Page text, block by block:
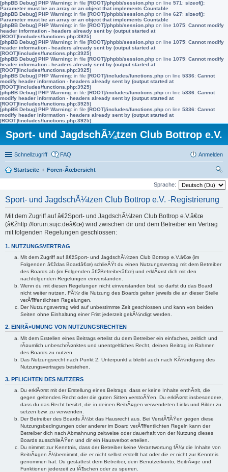
[phpBB Debug] PHP Warning: in file [ROOT]/phpbb/session.php on line 571 : sizeof():
Parameter must be an array or an object that implements Countable
[phpBB Debug] PHP Warning: in file [ROOT]/phpbb/session.php on line 627: sizeof():
Parameter must be an array or an object that implements Countable
[phpBB Debug] PHP Warning: in file [ROOT]/phpbb/session.php on line 1075: Cannot modify
header information - headers already sent by (output started at
[ROOT]/includes/functions.php:3925)
[phpBB Debug] PHP Warning: in file [ROOT]/phpbb/session.php on line 1075: Cannot modify
header information - headers already sent by (output started at
[ROOT]/includes/functions.php:3925)
[phpBB Debug] PHP Warning: in file [ROOT]/phpbb/session.php on line 1075: Cannot modify
header information - headers already sent by (output started at
[ROOT]/includes/functions.php:3925)
[phpBB Debug] PHP Warning: in file [ROOT]/includes/functions.php on line 5336: Cannot
modify header information - headers already sent by (output started at
[ROOT]/includes/functions.php:3925)
[phpBB Debug] PHP Warning: in file [ROOT]/includes/functions.php on line 5336: Cannot
modify header information - headers already sent by (output started at
[ROOT]/includes/functions.php:3925)
[phpBB Debug] PHP Warning: in file [ROOT]/includes/functions.php on line 5336: Cannot
modify header information - headers already sent by (output started at
[ROOT]/includes/functions.php:3925)
Sport- und JagdschÃ¼tzen Club Bottrop e.V.
Schnellzugriff FAQ Anmelden
Startseite
Foren-Ãœbersicht
uc
Sprache:
Sport- und JagdschÃ¼tzen Club Bottrop e.V. -Registrierung
Mit dem Zugriff auf â€žSport- und JagdschÃ¼tzen Club Bottrop e.V.â€œ
(â€žhttp://forum.sujc.deâ€œ) wird zwischen dir und dem Betreiber ein Vertrag
mit folgenden Regelungen geschlossen:
1. NUTZUNGSVERTRAG
Mit dem Zugriff auf â€žSport- und JagdschÃ¼tzen Club Bottrop e.V.â€œ (im
Folgenden â€ždas Boardâ€œ) schlieÃŸt du einen Nutzungsvertrag mit dem Betreiber
des Boards ab (im Folgenden â€žBetreiberâ€œ) und erklÃ¤rst dich mit den
nachfolgenden Regelungen einverstanden.
Wenn du mit diesen Regelungen nicht einverstanden bist, so darfst du das Board
nicht weiter nutzen. FÃ¼r die Nutzung des Boards gelten jeweils die an dieser Stelle
verÃ¶ffentlichten Regelungen.
Der Nutzungsvertrag wird auf unbestimmte Zeit geschlossen und kann von beiden
Seiten ohne Einhaltung einer Frist jederzeit gekÃ¼ndigt werden.
2. EINRÃ¤UMUNG VON NUTZUNGSRECHTEN
Mit dem Erstellen eines Beitrags erteilst du dem Betreiber ein einfaches, zeitlich und
rÃ¤umlich unbeschrÃ¤nktes und unentgeltliches Recht, deinen Beitrag im Rahmen
des Boards zu nutzen.
Das Nutzungsrecht nach Punkt 2, Unterpunkt a bleibt auch nach KÃ¼ndigung des
Nutzungsvertrages bestehen.
3. PFLICHTEN DES NUTZERS
Du erklÃ¤rst mit der Erstellung eines Beitrags, dass er keine Inhalte enthÃ¤lt, die
gegen geltendes Recht oder die guten Sitten verstoÃŸen. Du erklÃ¤rst insbesondere,
dass du das Recht besitzt, die in deinen BeitrÃ¤gen verwendeten Links und Bilder zu
setzen bzw. zu verwenden.
Der Betreiber des Boards Ã¼bt das Hausrecht aus. Bei VerstÃ¶ÃŸen gegen diese
Nutzungsbedingungen oder anderer im Board verÃ¶ffentlichten Regeln kann der
Betreiber dich nach Abmahnung zeitweise oder dauerhaft von der Nutzung dieses
Boards ausschlieÃŸen und dir ein Hausverbot erteilen.
Du nimmst zur Kenntnis, dass der Betreiber keine Verantwortung fÃ¼r die Inhalte von
BeitrÃ¤gen Ã¼bernimmt, die er nicht selbst erstellt hat oder die er nicht zur Kenntnis
genommen hat. Du gestattest dem Betreiber, dein Benutzerkonto, BeitrÃ¤ge und
Funktionen jederzeit zu lÃ¶schen oder zu sperren.